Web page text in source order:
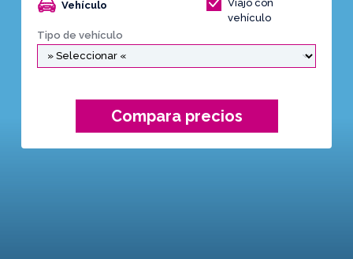
Vehículo
Viajo con
vehículo
Tipo de vehículo
Compara precios